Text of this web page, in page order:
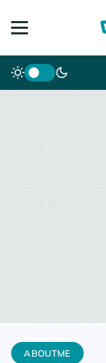
Home Aboutme
ABOUTME